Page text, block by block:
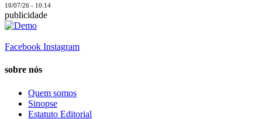
10/07/26 - 10:14
publicidade
Facebook Instagram
sobre nós
Quem somos
Sinopse
Estatuto Editorial